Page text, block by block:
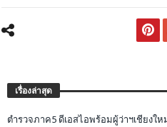
เรื่องล่าสุด
ตำรวจภาค5 ดีเอสไอพร้อมผู้ว่าฯเชียงใ